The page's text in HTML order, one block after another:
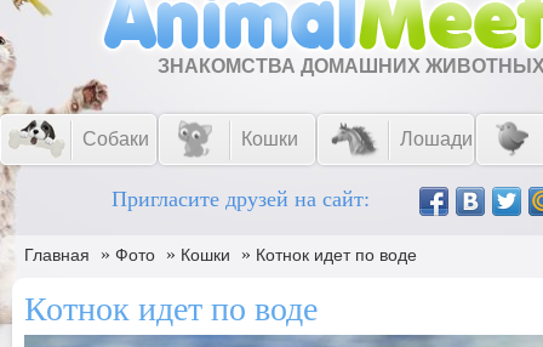
ЗНАКОМСТВА ДОМАШНИХ
Собаки Кошки Лошади
Пригласите друзей на сайт:
Главная » Фото » Кошки » Котнок идет по воде
Котнок идет по воде